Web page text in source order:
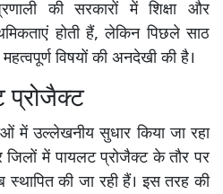
की सरकारों में शिक्षा और
होती हैं, लेकिन पिछले साठ
महत्वपूर्ण विषयों की अनदेखी की है।
प्रोजैक्ट
में उल्लेखनीय सुधार किया जा रहा
में पायलट प्रोजैक्ट के तौर पर
की जा रही हैं। इस तरह की